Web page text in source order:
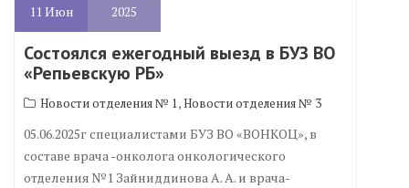
11Июн 2025
Состоялся ежегодный выезд в БУЗ ВО
«Репьевскую РБ»
Новости отделения № 1,Новости отделения № 3
05.06.2025г специалистами БУЗ ВО «ВОНКОЦ», в
составе врача -онколога онкологического
отделения №1 Зайниддинова А. А. и врача-